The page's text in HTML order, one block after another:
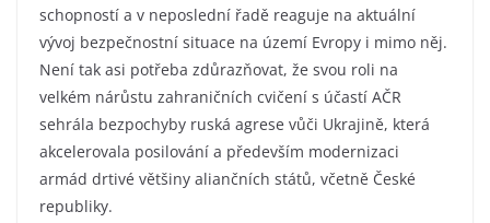
schopností a v neposlední řadě reaguje na aktuální
vývoj bezpečnostní situace na území Evropy i mimo něj.
Není tak asi potřeba zdůrazňovat, že svou roli na
velkém nárůstu zahraničních cvičení s účastí AČR
sehrála bezpochyby ruská agrese vůči Ukrajině, která
akcelerovala posilování a především modernizaci
armád drtivé většiny aliančních států, včetně České
republiky.